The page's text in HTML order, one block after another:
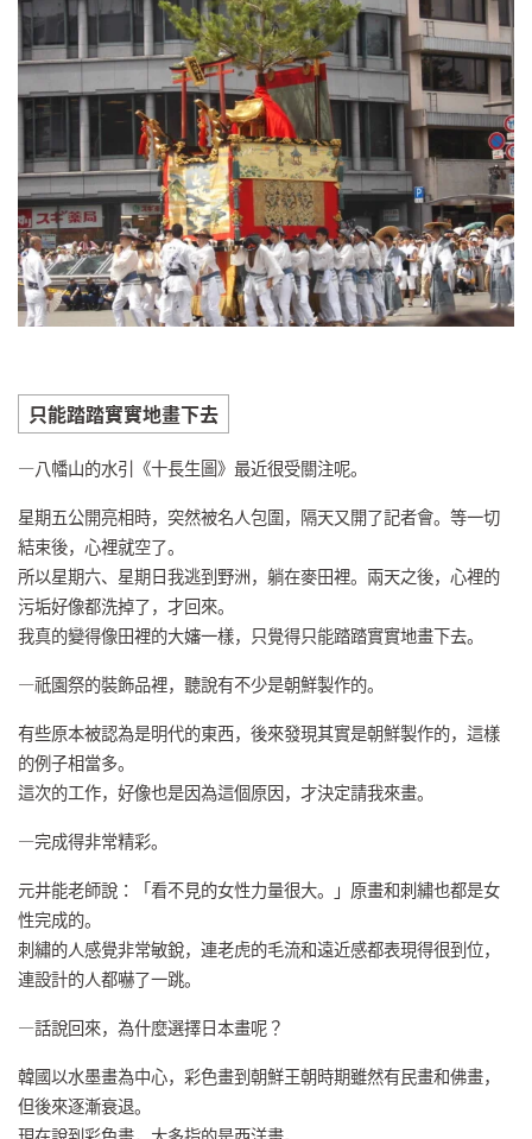
只能踏踏實實地畫下去
—八幡山的水引《十長生圖》最近很受關注呢。
星期五公開亮相時，突然被名人包圍，隔天又開了記者會。等一切
結束後，心裡就空了。
所以星期六、星期日我逃到野洲，躺在麥田裡。兩天之後，心裡的
污垢好像都洗掉了，才回來。
我真的變得像田裡的大嬸一樣，只覺得只能踏踏實實地畫下去。
—祇園祭的裝飾品裡，聽說有不少是朝鮮製作的。
有些原本被認為是明代的東西，後來發現其實是朝鮮製作的，這樣
的例子相當多。
這次的工作，好像也是因為這個原因，才決定請我來畫。
—完成得非常精彩。
元井能老師說：「看不見的女性力量很大。」原畫和刺繡也都是女
性完成的。
刺繡的人感覺非常敏銳，連老虎的毛流和遠近感都表現得很到位，
連設計的人都嚇了一跳。
—話說回來，為什麼選擇日本畫呢？
韓國以水墨畫為中心，彩色畫到朝鮮王朝時期雖然有民畫和佛畫，
但後來逐漸衰退。